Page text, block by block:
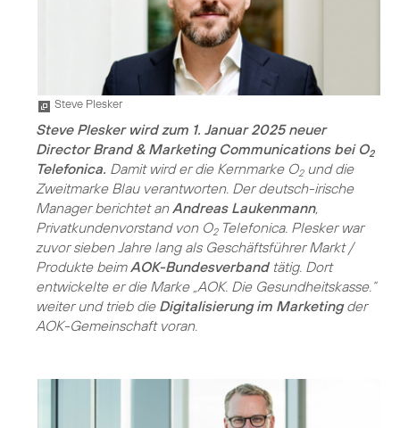
Steve Plesker
Steve Plesker wird zum 1. Januar 2025 neuer
Director Brand & Marketing Communications bei O2
Telefonica. Damit wird er die Kernmarke O2und die
Zweitmarke Blau verantworten. Der deutsch-irische
Manager berichtet anAndreas Laukenmann,
Privatkundenvorstand von O2Telefonica. Plesker war
zuvor sieben Jahre lang als Geschäftsführer Markt /
Produkte beimAOK-Bundesverbandtätig. Dort
entwickelte er die Marke „AOK. Die Gesundheitskasse.“
weiter und trieb die Digitalisierung im Marketingder
AOK-Gemeinschaft voran.